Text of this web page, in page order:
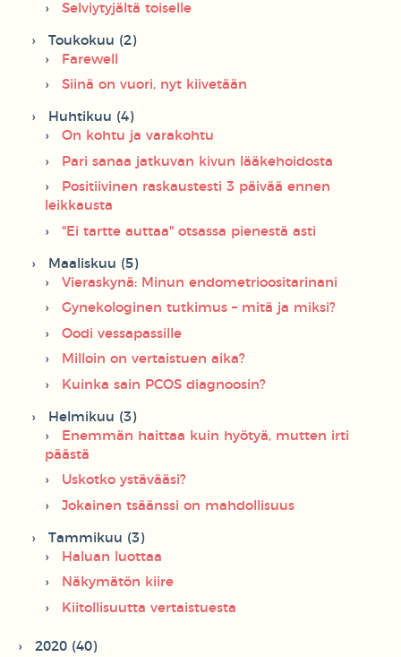
Selviytyjältä toiselle
Toukokuu (2)
Farewell
Siinä on vuori, nyt kiivetään
Huhtikuu (4)
On kohtu ja varakohtu
Pari sanaa jatkuvan kivun lääkehoidosta
Positiivinen raskaustesti 3 päivää ennen
leikkausta
"Ei tartte auttaa" otsassa pienestä asti
Maaliskuu (5)
Vieraskynä: Minun endometrioositarinani
Gynekologinen tutkimus – mitä ja miksi?
Oodi vessapassille
Milloin on vertaistuen aika?
Kuinka sain PCOS diagnoosin?
Helmikuu (3)
Enemmän haittaa kuin hyötyä, mutten irti
päästä
Uskotko ystävääsi?
Jokainen tsäänssi on mahdollisuus
Tammikuu (3)
Haluan luottaa
Näkymätön kiire
Kiitollisuutta vertaistuesta
2020 (40)